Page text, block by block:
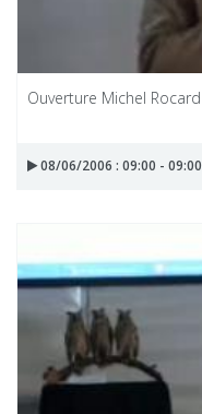
Ouverture Michel Rocard
08/06/2006 : 09:00 - 09:00